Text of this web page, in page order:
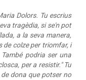
Dolors. Tu escrius
tragèdia, si se'n pot
a la seva manera,
de colze per triomfar, i
podria ser una
per a resistir." Tu
dona que potser no